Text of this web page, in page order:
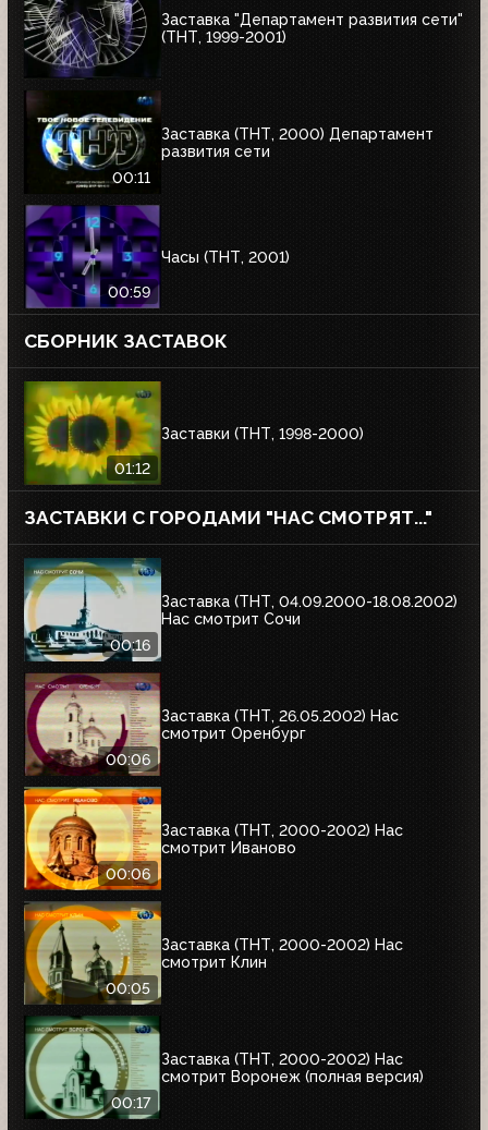
Заставка "Департамент развития сети"
(ТНТ, 1999-2001)
00:11
Заставка (ТНТ, 2000) Департамент
развития сети
00:59
Часы (ТНТ, 2001)
СБОРНИК ЗАСТАВОК
01:12
Заставки (ТНТ, 1998-2000)
ЗАСТАВКИ С ГОРОДАМИ "НАС СМОТРЯТ..."
00:16
Заставка (ТНТ, 04.09.2000-18.08.2002)
Нас смотрит Сочи
00:06
Заставка (ТНТ, 26.05.2002) Нас
смотрит Оренбург
00:06
Заставка (ТНТ, 2000-2002) Нас
смотрит Иваново
00:05
Заставка (ТНТ, 2000-2002) Нас
смотрит Клин
00:17
Заставка (ТНТ, 2000-2002) Нас
смотрит Воронеж (полная версия)